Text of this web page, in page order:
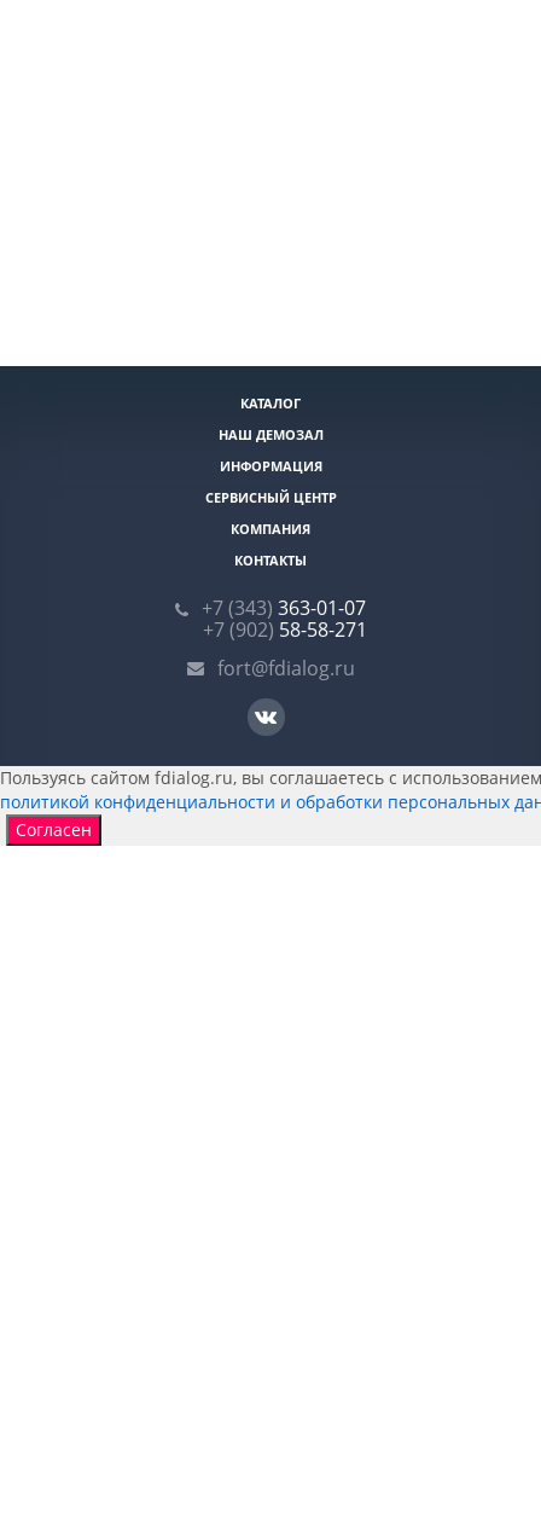
КАТАЛОГ
НАШ ДЕМОЗАЛ
ИНФОРМАЦИЯ
СЕРВИСНЫЙ ЦЕНТР
КОМПАНИЯ
КОНТАКТЫ
+7 (343) 363-01-07
+7 (902) 58-58-271
fort@fdialog.ru
Пользуясь сайтом fdialog.ru, вы соглашаетесь с
политикой конфиденциальности и обработки персональных
Согласен